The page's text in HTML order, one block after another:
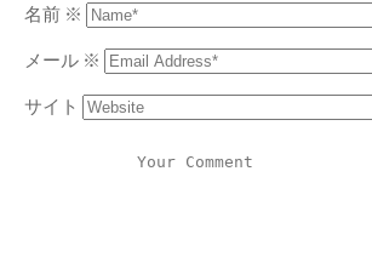
名前 ※
メール ※
サイト